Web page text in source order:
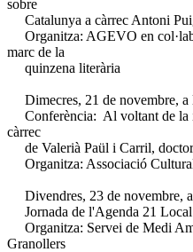
sobre
Catalunya a càrrec Antoni
Organitza: AGEVO en
marc de la
quinzena literària
Dimecres, 21 de novembre, a
Conferència: Al voltant de la
càrrec
de Valerià Paül i Carril,
Organitza: Associació
Divendres, 23 de novembre,
Jornada de l'Agenda 21 Local
Organitza: Servei de Medi
Granollers